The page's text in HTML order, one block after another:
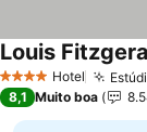
4 EstrelasHotel
Louis
8,1 Muito boa